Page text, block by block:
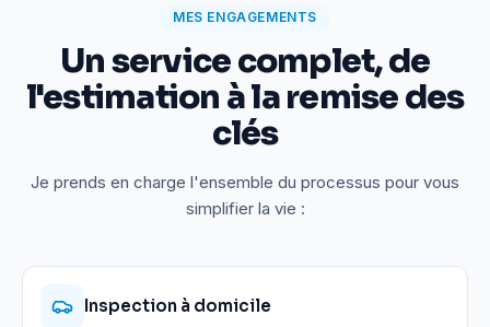
MES ENGAGEMENTS
Un service complet, de
l'estimation à la remise des
clés
Je prends en charge l'ensemble du processus pour vous
simplifier la vie :
Inspection à domicile